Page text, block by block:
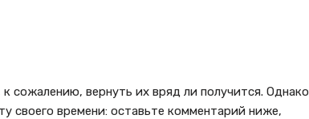
сожалению, вернуть их вряд ли получится. Однако
своего времени: оставьте комментарий ниже,